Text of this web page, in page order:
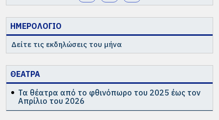
ΗΜΕΡΟΛΟΓΙΟ
Δείτε τις εκδηλώσεις του μήνα
ΘΕΑΤΡΑ
Τα θέατρα από το φθινόπωρο του 2025 έως τον
Απρίλιο του 2026